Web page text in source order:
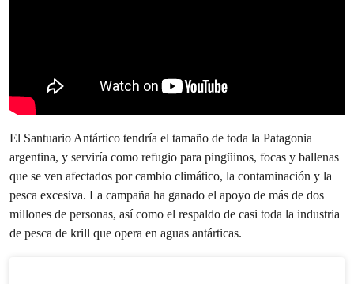
El Santuario Antártico tendría el tamaño de toda la Patagonia
argentina, y serviría como refugio para pingüinos, focas y ballenas
que se ven afectados por cambio climático, la contaminación y la
pesca excesiva. La campaña ha ganado el apoyo de más de dos
millones de personas, así como el respaldo de casi toda la industria
de pesca de krill que opera en aguas antárticas.